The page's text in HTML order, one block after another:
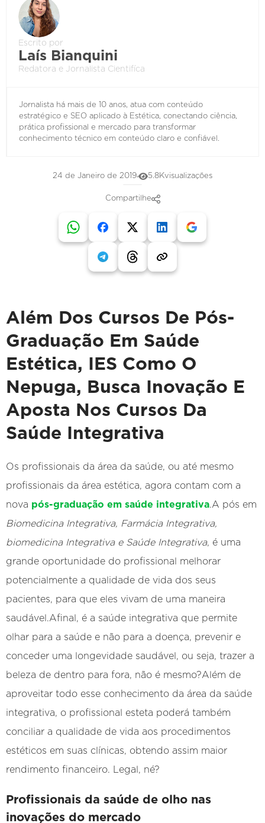
Escrito por
Laís Bianquini
Redatora e Jornalista Cientifíca
Jornalista há mais de 10 anos, atua com conteúdo
estratégico e SEO aplicado à Estética, conectando ciência,
prática profissional e mercado para transformar
conhecimento técnico em conteúdo claro e confiável.
24 de Janeiro de 2019 5.8Kvisualizações
Compartilhe
Além Dos Cursos De Pós-
Graduação Em Saúde
Estética, IES Como O
Nepuga, Busca Inovação E
Aposta Nos Cursos Da
Saúde Integrativa
Os profissionais da área da saúde, ou até mesmo
profissionais da área estética, agora contam com a
nova pós-graduação em saúde integrativa.A pós em
Biomedicina Integrativa, Farmácia Integrativa,
biomedicina Integrativa e Saúde Integrativa, é uma
grande oportunidade do profissional melhorar
potencialmente a qualidade de vida dos seus
pacientes, para que eles vivam de uma maneira
saudável.Afinal, é a saúde integrativa que permite
olhar para a saúde e não para a doença, prevenir e
conceder uma longevidade saudável, ou seja, trazer a
beleza de dentro para fora, não é mesmo?Além de
aproveitar todo esse conhecimento da área da saúde
integrativa, o profissional esteta poderá também
conciliar a qualidade de vida aos procedimentos
estéticos em suas clínicas, obtendo assim maior
rendimento financeiro. Legal, né?
Profissionais da saúde de olho nas
inovações do mercado